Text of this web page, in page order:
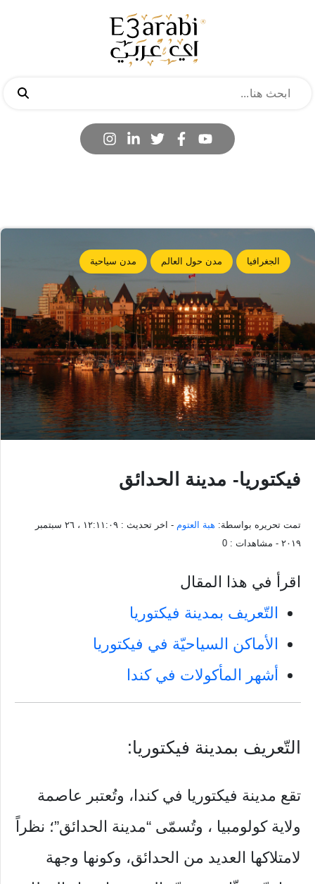
الجغرافيا مدن حول العالم مدن سياحية
فيكتوريا- مدينة الحدائق
تمت تحريره بواسطة: هبة العتوم - اخر تحديث :
١٢:١١:٠٩ ، ٢٦ سبتمبر
٢٠١٩ - مشاهدات : 0
اقرأ في هذا المقال
التّعريف بمدينة فيكتوريا
الأماكن السياحيّة في فيكتوريا
أشهر المأكولات في كندا
التّعريف بمدينة فيكتوريا:
تقع مدينة فيكتوريا في كندا، وتُعتبر عاصمة
ولاية كولومبيا ، وتُسمّى “مدينة الحدائق”؛ نظراً
لامتلاكها العديد من الحدائق، وكونها وجهة